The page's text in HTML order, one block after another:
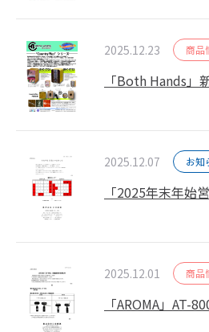
2025.12.23 商品
「Both Hands」
2025.12.07 お知
「2025年末年始
2025.12.01 商品
「AROMA」AT-